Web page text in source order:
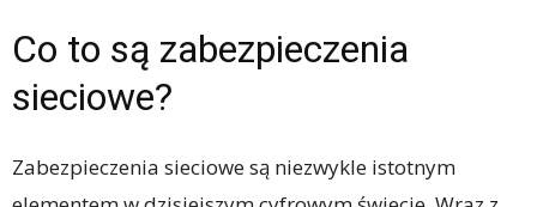
Co to są zabezpieczenia
sieciowe?
Zabezpieczenia sieciowe są niezwykle istotnym